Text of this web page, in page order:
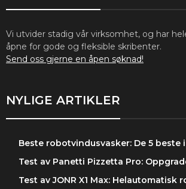
Vi utvider stadig vår virksomhet, og har
åpne for gode og fleksible skribenter.
Send oss gjerne en åpen søknad!
NYLIGE ARTIKLER
Beste robotvindusvasker: De 5 beste
Test av Panetti Pizzetta Pro:
Test av JONR X1 Max: Helautomatisk